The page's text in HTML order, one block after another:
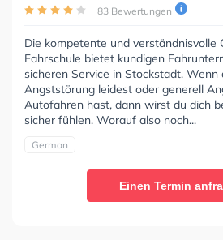
83 Bewertungen
Die kompetente und verständnisvolle
Fahrschule bietet kundigen
sicheren Service in Stockstadt.
Angststörung leidest oder generell
Autofahren hast, dann wirst du dich
sicher fühlen. Worauf also noch...
German
Einen Termin